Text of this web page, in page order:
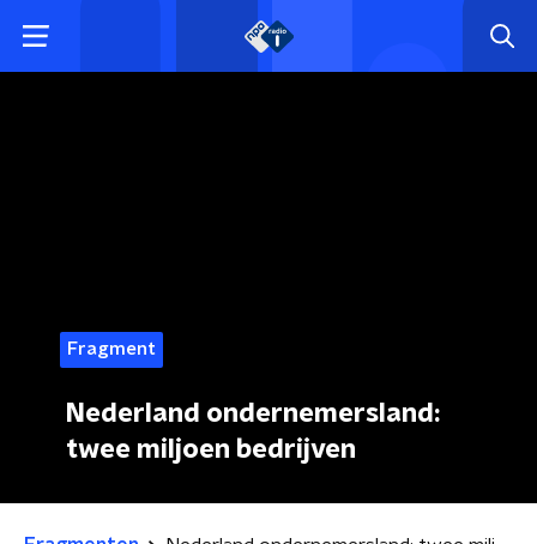
Fragment
Nederland ondernemersland:
twee miljoen bedrijven